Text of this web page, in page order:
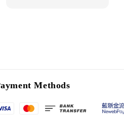
Methods